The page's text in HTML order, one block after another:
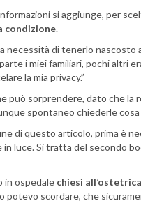
si aggiunge, per
condizione.
necessità di tenerlo nascosto
i miei familiari, pochi altri
la mia privacy.”
può sorprendere, dato che la
spontaneo chiederle
di questo articolo, prima è
luce. Si tratta del secondo
in ospedale chiesi
potevo scordare, che